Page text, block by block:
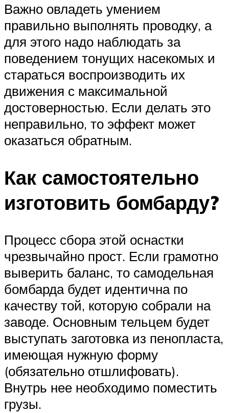
Важно овладеть умением
правильно выполнять проводку, а
для этого надо наблюдать за
поведением тонущих насекомых и
стараться воспроизводить их
движения с максимальной
достоверностью. Если делать это
неправильно, то эффект может
оказаться обратным.
Как самостоятельно
изготовить бомбарду?
Процесс сбора этой оснастки
чрезвычайно прост. Если грамотно
выверить баланс, то самодельная
бомбарда будет идентична по
качеству той, которую собрали на
заводе. Основным тельцем будет
выступать заготовка из пенопласта,
имеющая нужную форму
(обязательно отшлифовать).
Внутрь нее необходимо поместить
грузы.